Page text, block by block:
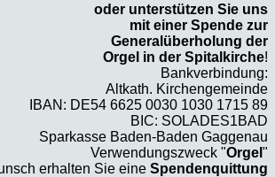
oder unterstützen Sie uns
mit einer Spende zur
Generalüberholung der
Orgel in der Spitalkirche!
Bankverbindung:
Altkath. Kirchengemeinde
IBAN: DE54 6625 0030 1030 1715 89
BIC: SOLADES1BAD
Sparkasse Baden-Baden Gaggenau
Verwendungszweck "Orgel "
erhalten Sie eine Spendenquittung